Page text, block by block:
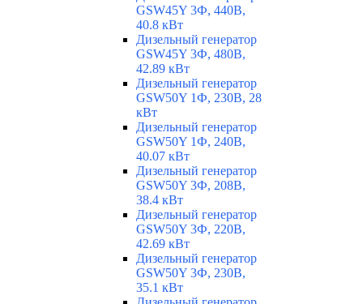
GSW45Y 3Ф, 440В,
40.8 кВт
Дизельный генератор
GSW45Y 3Ф, 480В,
42.89 кВт
Дизельный генератор
GSW50Y 1Ф, 230В, 28
кВт
Дизельный генератор
GSW50Y 1Ф, 240В,
40.07 кВт
Дизельный генератор
GSW50Y 3Ф, 208В,
38.4 кВт
Дизельный генератор
GSW50Y 3Ф, 220В,
42.69 кВт
Дизельный генератор
GSW50Y 3Ф, 230В,
35.1 кВт